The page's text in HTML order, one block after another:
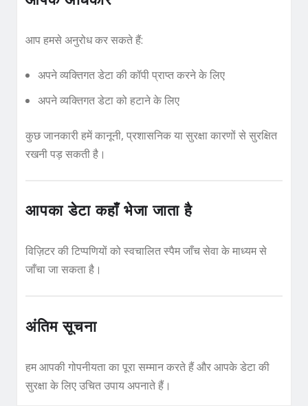
आप हमसे अनुरोध कर सकते हैं:
अपने व्यक्तिगत डेटा की कॉपी प्राप्त करने के लिए
अपने व्यक्तिगत डेटा को हटाने के लिए
कुछ जानकारी हमें कानूनी, प्रशासनिक या सुरक्षा कारणों से सुरक्षित
रखनी पड़ सकती है।
आपका डेटा कहाँ भेजा जाता है
विज़िटर की टिप्पणियों को स्वचालित स्पैम जाँच सेवा के माध्यम से
जाँचा जा सकता है।
अंतिम सूचना
हम आपकी गोपनीयता का पूरा सम्मान करते हैं और आपके डेटा की
सुरक्षा के लिए उचित उपाय अपनाते हैं।